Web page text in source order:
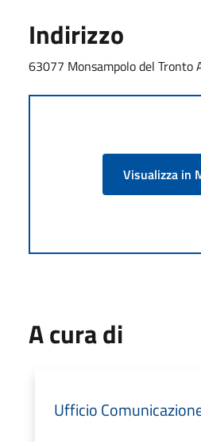
Indirizzo
63077 Monsampolo del Tronto
Visualizza in
A cura di
Ufficio